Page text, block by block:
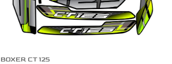
BOXER CT 125